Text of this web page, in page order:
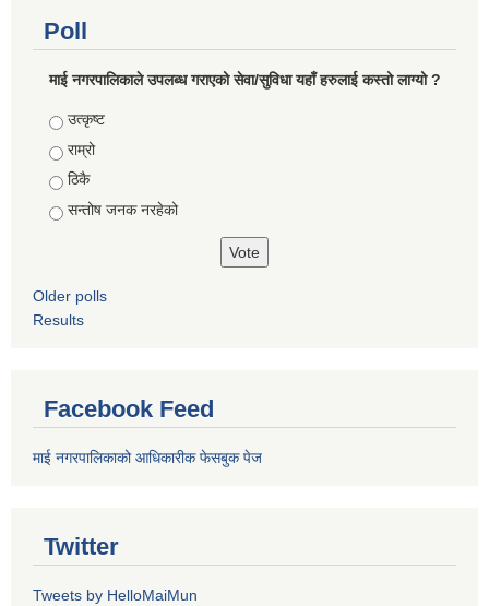
Poll
माई नगरपालिकाले उपलब्ध गराएको सेवा/सुविधा यहाँ हरुलाई कस्तो लाग्यो ?
Choices
उत्कृष्ट
राम्रो
ठिकै
सन्तोष जनक नरहेको
Older polls
Results
Facebook Feed
माई नगरपालिकाको आधिकारीक फेसबुक पेज
Twitter
Tweets by HelloMaiMun